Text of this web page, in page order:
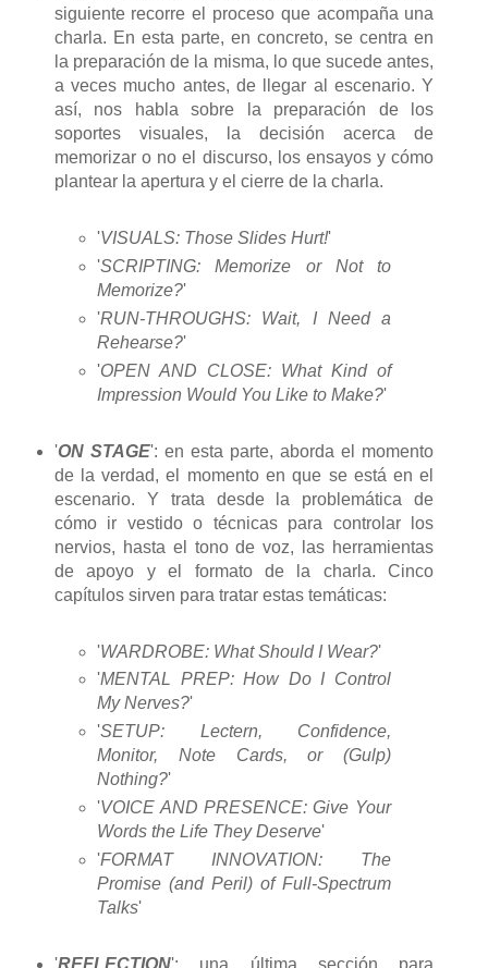
siguiente recorre el proceso que acompaña una
charla. En esta parte, en concreto, se centra en
la preparación de la misma, lo que sucede antes,
a veces mucho antes, de llegar al escenario. Y
así, nos habla sobre la preparación de los
soportes visuales, la decisión acerca de
memorizar o no el discurso, los ensayos y cómo
plantear la apertura y el cierre de la charla.
'VISUALS: Those Slides Hurt!'
'SCRIPTING: Memorize or Not to
Memorize?'
'RUN-THROUGHS: Wait, I Need a
Rehearse?'
'OPEN AND CLOSE: What Kind of
Impression Would You Like to Make?'
'ON STAGE': en esta parte, aborda el momento
de la verdad, el momento en que se está en el
escenario. Y trata desde la problemática de
cómo ir vestido o técnicas para controlar los
nervios, hasta el tono de voz, las herramientas
de apoyo y el formato de la charla. Cinco
capítulos sirven para tratar estas temáticas:
'WARDROBE: What Should I Wear?'
'MENTAL PREP: How Do I Control
My Nerves?'
'SETUP: Lectern, Confidence,
Monitor, Note Cards, or (Gulp)
Nothing?'
'VOICE AND PRESENCE: Give Your
Words the Life They Deserve'
'FORMAT INNOVATION: The
Promise (and Peril) of Full-Spectrum
Talks'